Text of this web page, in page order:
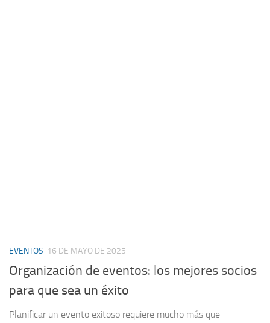
EVENTOS 16 DE MAYO DE 2025
Organización de eventos: los mejores socios
para que sea un éxito
Planificar un evento exitoso requiere mucho más que